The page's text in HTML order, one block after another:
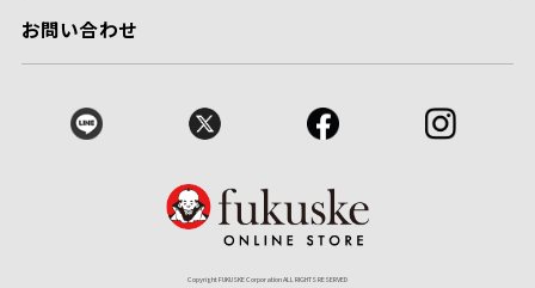
お問い合わせ
Copyright FUKUSKE Corporation ALL RIGHTS RESERVED